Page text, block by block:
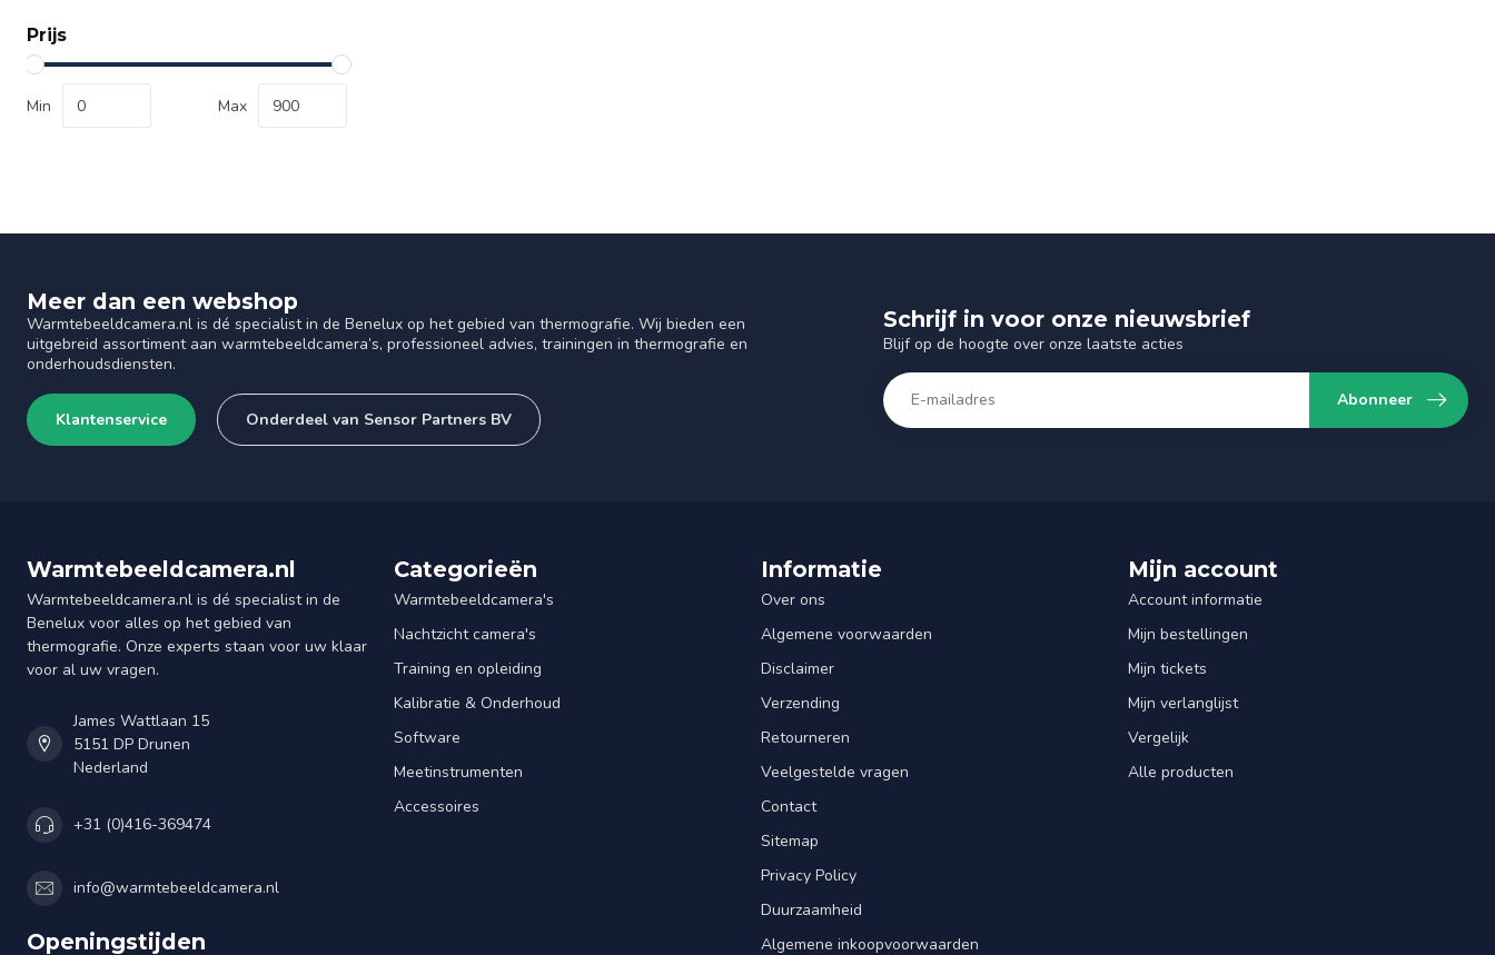
Prijs
Min Max
Meer dan een webshop
Warmtebeeldcamera.nl is dé specialist in de Benelux op het gebied van thermografie. Wij bieden een
uitgebreid assortiment aan warmtebeeldcamera’s, professioneel advies, trainingen in thermografie en
onderhoudsdiensten.
Klantenservice Onderdeel van Sensor Partners BV
Schrijf in voor onze nieuwsbrief
Blijf op de hoogte over onze laatste acties
Abonneer
Warmtebeeldcamera.nl
Warmtebeeldcamera.nl is dé specialist in de
Benelux voor alles op het gebied van
thermografie. Onze experts staan voor uw klaar
voor al uw vragen.
James Wattlaan 15
5151 DP Drunen
Nederland
+31 (0)416-369474
info@warmtebeeldcamera.nl
Openingstijden
Categorieën
Warmtebeeldcamera's
Nachtzicht camera's
Training en opleiding
Kalibratie & Onderhoud
Software
Meetinstrumenten
Accessoires
Informatie
Over ons
Algemene voorwaarden
Disclaimer
Verzending
Retourneren
Veelgestelde vragen
Contact
Sitemap
Privacy Policy
Duurzaamheid
Algemene inkoopvoorwaarden
Mijn account
Account informatie
Mijn bestellingen
Mijn tickets
Mijn verlanglijst
Vergelijk
Alle producten